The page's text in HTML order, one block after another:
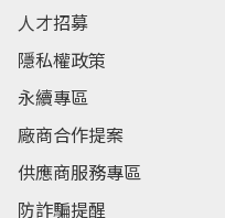
人才招募
隱私權政策
永續專區
廠商合作提案
供應商服務專區
防詐騙提醒